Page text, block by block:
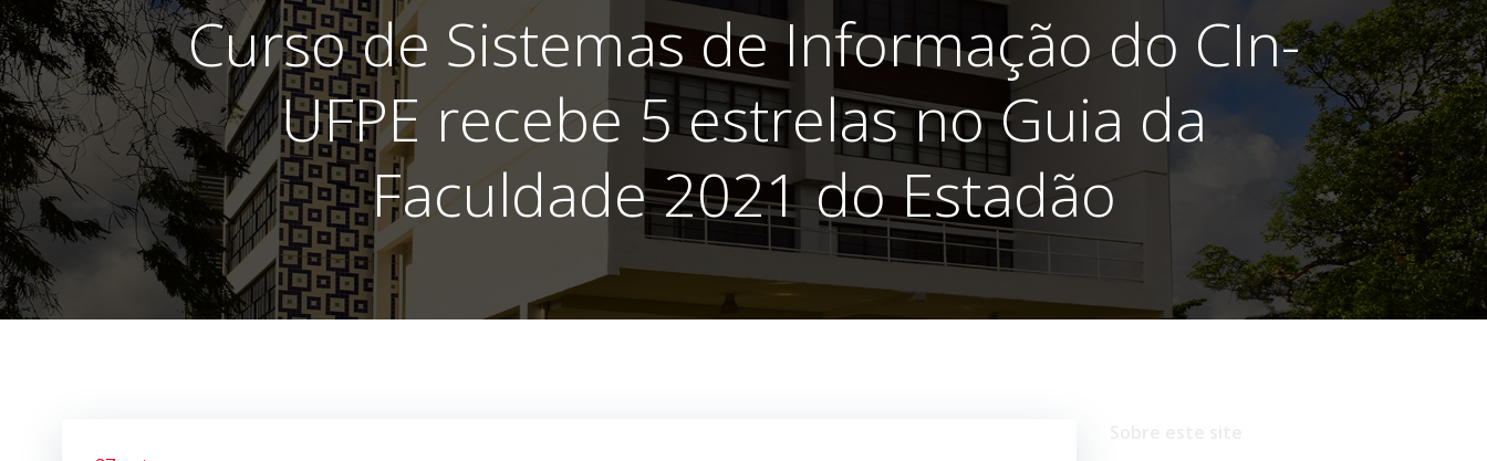
Curso de Sistemas de Informação do CIn-
UFPE recebe 5 estrelas no Guia da
Faculdade 2021 do Estadão